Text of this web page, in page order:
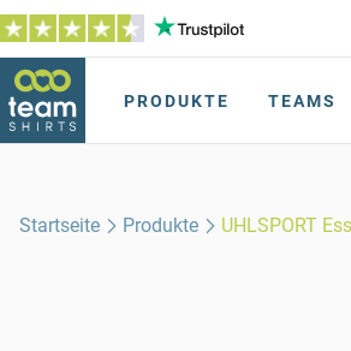
PRODUKTE TEAMS
Startseite Produkte UHLSPORT